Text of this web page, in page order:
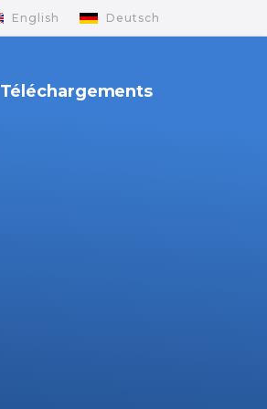
English Deutsch
Téléchargements